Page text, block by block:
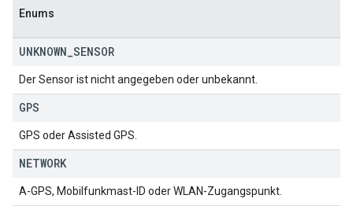
Enums
UNKNOWN SENSOR
Der Sensor ist nicht angegeben oder unbekannt.
GPS
GPS oder Assisted GPS.
NETWORK
A-GPS, Mobilfunkmast-ID oder WLAN-Zugangspunkt.